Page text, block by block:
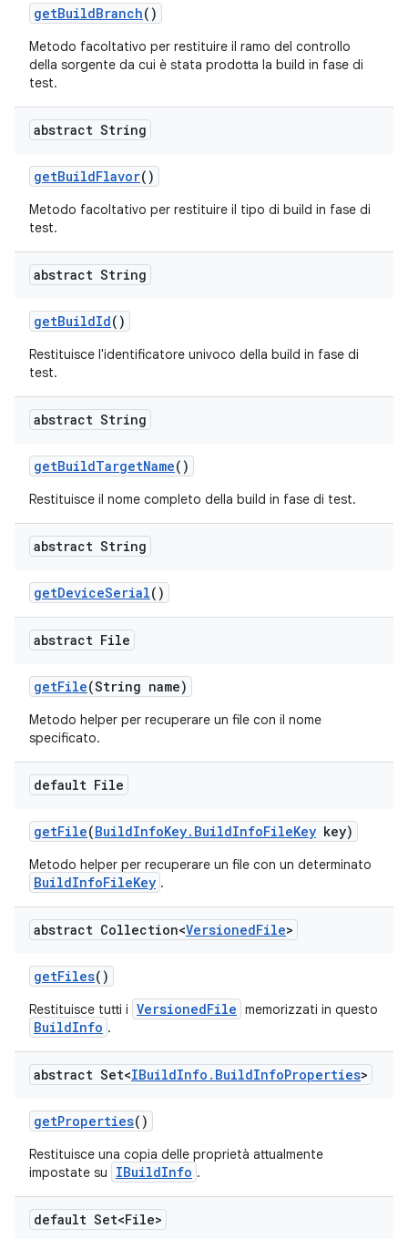
getBuildBranch()
Metodo facoltativo per restituire il ramo del controllo
della sorgente da cui è stata prodotta la build in fase di
test.
abstract String
getBuildFlavor()
Metodo facoltativo per restituire il tipo di build in fase di
test.
abstract String
getBuildId()
Restituisce l'identificatore univoco della build in fase di
test.
abstract String
getBuildTargetName()
Restituisce il nome completo della build in fase di test.
abstract String
getDeviceSerial()
abstract File
getFile(String name)
Metodo helper per recuperare un file con il nome
specificato.
default File
getFile(BuildInfoKey. BuildInfoFileKey key)
Metodo helper per recuperare un file con un determinato
BuildInfoFileKey .
abstract Collection<VersionedFile>
getFiles()
Restituisce tutti i VersionedFile memorizzati in questo
BuildInfo .
abstract Set<IBuildInfo . BuildInfoProperties>
getProperties()
Restituisce una copia delle proprietà attualmente
impostate su
IBuildInfo .
default Set<File>